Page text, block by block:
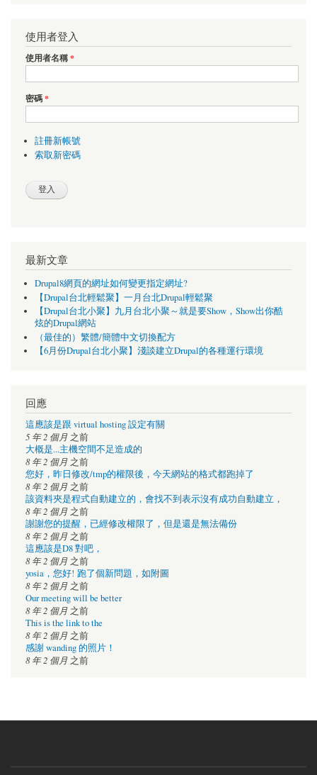
使用者登入
使用者名稱*
密碼*
註冊新帳號
索取新密碼
最新文章
Drupal8網頁的網址如何變更指定網址?
【Drupal台北輕鬆聚】一月台北Drupal輕鬆聚
【Drupal台北小聚】九月台北小聚～就是要Show，Show出你酷
炫的Drupal網站
（最佳的）繁體/簡體中文切換配方
【6月份Drupal台北小聚】淺談建立Drupal的各種運行環境
回應
這應該是跟 virtual hosting 設定有關
5 年 2 個月 之前
大概是...主機空間不足造成的
8 年 2 個月 之前
您好，昨日修改/tmp的權限後，今天網站的格式都跑掉了
8 年 2 個月 之前
該資料夾是程式自動建立的，會找不到表示沒有成功自動建立，
8 年 2 個月 之前
謝謝您的提醒，已經修改權限了，但是還是無法備份
8 年 2 個月 之前
這應該是D8 對吧，
8 年 2 個月 之前
yosia，您好! 跑了個新問題，如附圖
8 年 2 個月 之前
Our meeting will be better
8 年 2 個月 之前
This is the link to the
8 年 2 個月 之前
感謝 wanding 的照片！
8 年 2 個月 之前